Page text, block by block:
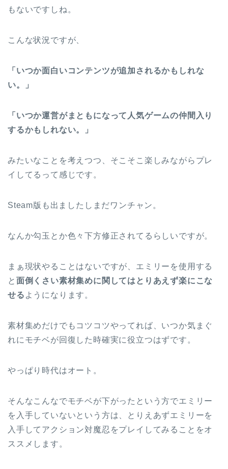
もないですしね。
こんな状況ですが、
「いつか面白いコンテンツが追加されるかもしれな
い。」
「いつか運営がまともになって人気ゲームの仲間入り
するかもしれない。」
みたいなことを考えつつ、そこそこ楽しみながらプレ
イしてるって感じです。
Steam版も出ましたしまだワンチャン。
なんか勾玉とか色々下方修正されてるらしいですが。
まぁ現状やることはないですが、エミリーを使用する
と 面倒くさい素材集めに関してはとりあえず楽にこな
せる ようになります。
素材集めだけでもコツコツやってれば、いつか気まぐ
れにモチベが回復した時確実に役立つはずです。
やっぱり時代はオート。
そんなこんなでモチベが下がったという方でエミリー
を入手していないという方は、とりえあずエミリーを
入手してアクション対魔忍をプレイしてみることをオ
ススメします。